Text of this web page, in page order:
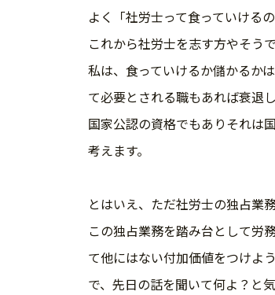
よく「社労士って食っていける
これから社労士を志す方やそう
私は、食っていけるか儲かるか
て必要とされる職もあれば衰退
国家公認の資格でもありそれは
考えます。
とはいえ、ただ社労士の独占業
この独占業務を踏み台として労
て他にはない付加価値をつけよ
で、先日の話を聞いて何よ？と